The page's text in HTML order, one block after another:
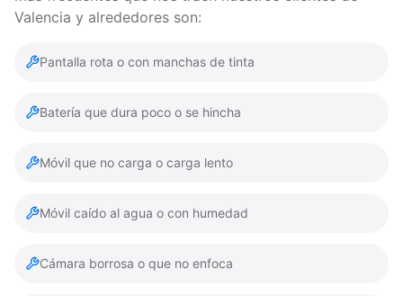
Valencia y alrededores son:
Pantalla rota o con manchas de tinta
Batería que dura poco o se hincha
Móvil que no carga o carga lento
Móvil caído al agua o con humedad
Cámara borrosa o que no enfoca